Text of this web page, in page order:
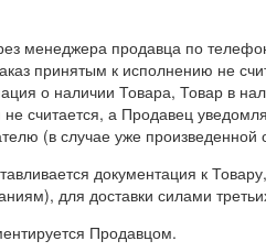
менеджера продавца по
принятым к исполнению не
о наличии Товара, Товар в
считается, а Продавец
(в случае уже произведенной
документация к
для доставки силами
Продавцом.